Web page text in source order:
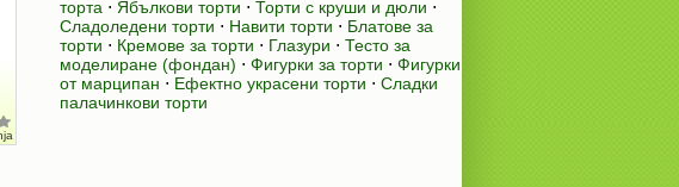
торта ⋅ Ябълкови торти ⋅ Торти с круши и дюли ⋅
Сладоледени торти ⋅ Навити торти ⋅ Блатове за
торти ⋅ Кремове за торти ⋅ Глазури ⋅ Тесто за
моделиране (фондан) ⋅ Фигурки за торти ⋅ Фигурки
от марципан ⋅ Ефектно украсени торти ⋅ Сладки
палачинкови торти